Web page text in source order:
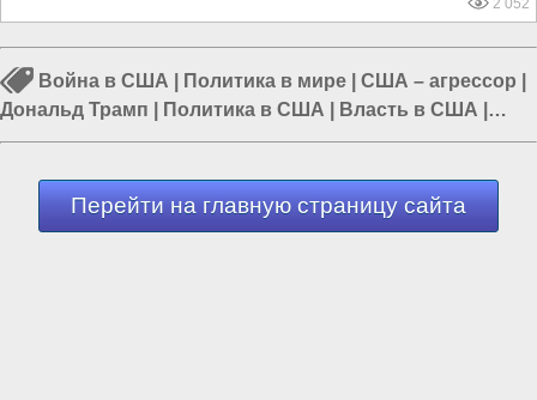
2 052
Война в США Политика в мире США – агрессор
Дональд Трамп
Политика в США Власть в США
Трамп в США
Перейти на главную страницу сайта